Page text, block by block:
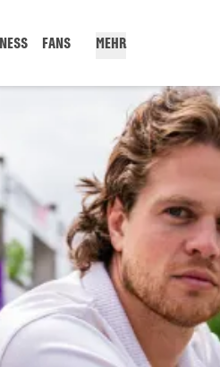
FANS MEHR